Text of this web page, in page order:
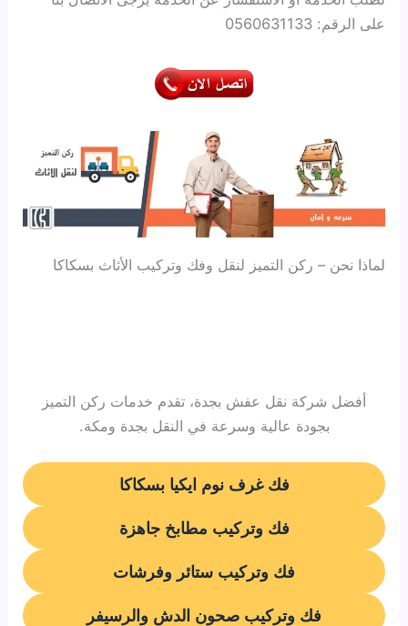
على الرقم: 0560631133
لماذا نحن – ركن التميز لنقل وفك وتركيب الأثاث بسكاكا
أفضل شركة نقل عفش بجدة، تقدم خدمات ركن التميز
بجودة عالية وسرعة في النقل بجدة ومكة.
فك غرف نوم ايكيا بسكاكا
فك وتركيب مطابخ جاهزة
فك وتركيب ستائر وفرشات
فك وتركيب صحون الدش والرسيفر